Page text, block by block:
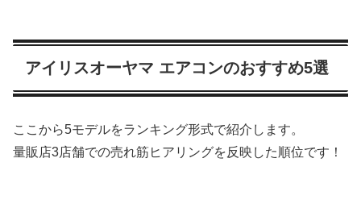
アイリスオーヤマ エアコンのおすすめ5選
ここから5モデルをランキング形式で紹介します。
量販店3店舗での売れ筋ヒアリングを反映した順位です！